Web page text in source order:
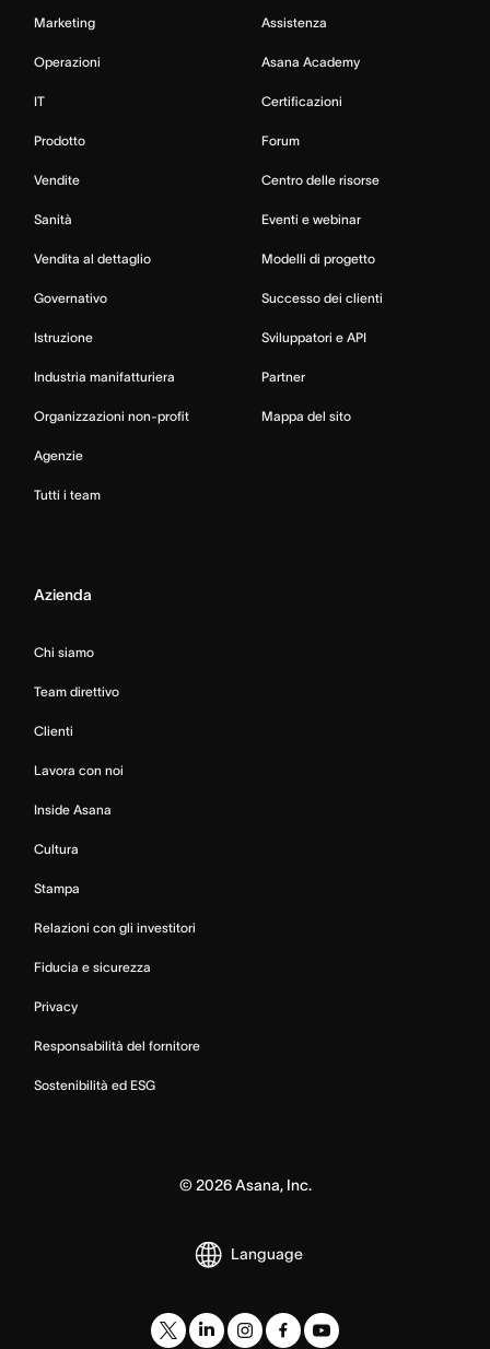
Marketing
Operazioni
IT
Prodotto
Vendite
Sanità
Vendita al dettaglio
Governativo
Istruzione
Industria manifatturiera
Organizzazioni non-profit
Agenzie
Tutti i team
Assistenza
Asana Academy
Certificazioni
Forum
Centro delle risorse
Eventi e webinar
Modelli di progetto
Successo dei clienti
Sviluppatori e API
Partner
Mappa del sito
Azienda
Chi siamo
Team direttivo
Clienti
Lavora con noi
Inside Asana
Cultura
Stampa
Relazioni con gli investitori
Fiducia e sicurezza
Privacy
Responsabilità del fornitore
Sostenibilità ed ESG
© 2026Asana, Inc.
Language